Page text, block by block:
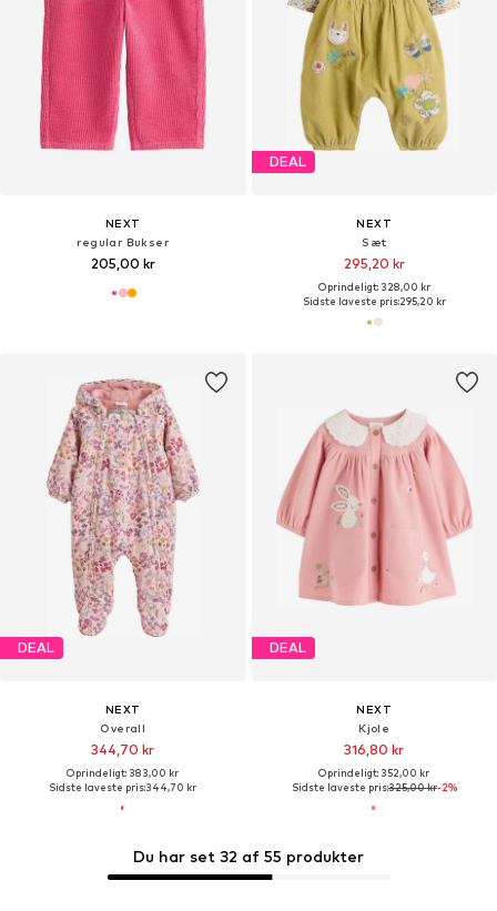
NEXT
regular Bukser
205,00 kr
DEAL
NEXT
Sæt
295,20 kr
Oprindeligt: 328,00 kr
Sidste laveste pris:295,20 kr
DEAL
NEXT
Overall
344,70 kr
Oprindeligt: 383,00 kr
Sidste laveste pris:344,70 kr
DEAL
NEXT
Kjole
316,80 kr
Oprindeligt: 352,00 kr
Sidste laveste pris:325,00 kr-2%
Du har set 32 af 55 produkter